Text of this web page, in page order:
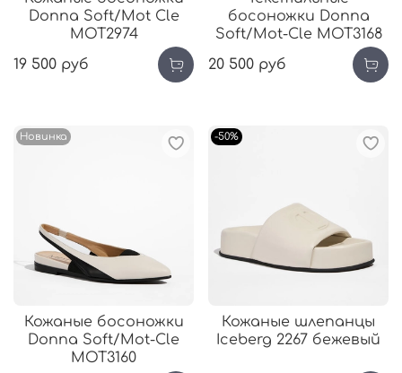
Donna Soft/Mot Cle
MOT2974
19 500 руб
босоножки Donna
Soft/Mot-Cle MOT3168
20 500 руб
Новинка
Кожаные босоножки
Donna Soft/Mot-Cle
MOT3160
-50%
Кожаные шлепанцы
Iceberg 2267 бежевый